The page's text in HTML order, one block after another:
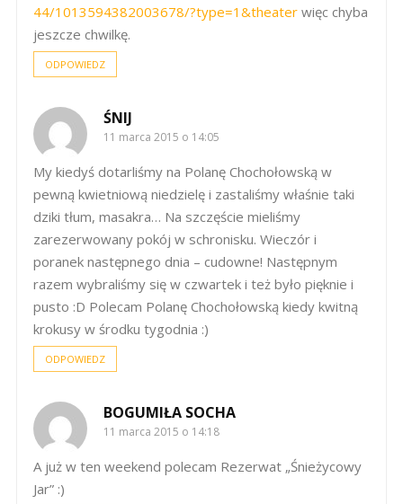
44/1013594382003678/?type=1&theater więc chyba
jeszcze chwilkę.
ODPOWIEDZ
ŚNIJ
11 marca 2015 o 14:05
My kiedyś dotarliśmy na Polanę Chochołowską w
pewną kwietniową niedzielę i zastaliśmy właśnie taki
dziki tłum, masakra… Na szczęście mieliśmy
zarezerwowany pokój w schronisku. Wieczór i
poranek następnego dnia – cudowne! Następnym
razem wybraliśmy się w czwartek i też było pięknie i
pusto :D Polecam Polanę Chochołowską kiedy kwitną
krokusy w środku tygodnia :)
ODPOWIEDZ
BOGUMIŁA SOCHA
11 marca 2015 o 14:18
A już w ten weekend polecam Rezerwat „Śnieżycowy
Jar” :)